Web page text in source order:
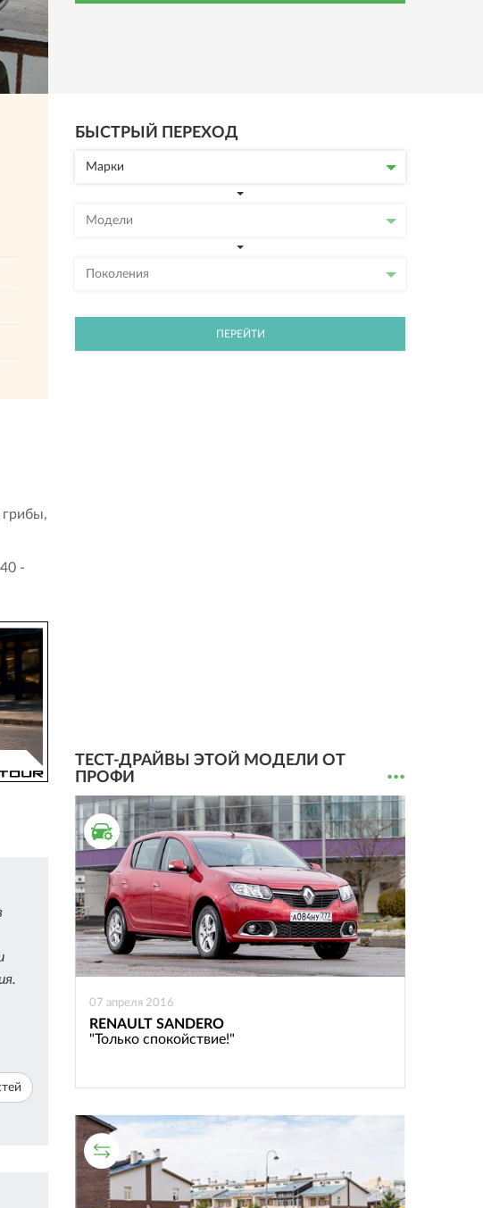
грибы,
-
БЫСТРЫЙ ПЕРЕХОД
Марки
Модели
Поколения
ПЕРЕЙТИ
ТЕСТ-ДРАЙВЫ ЭТОЙ МОДЕЛИ ОТ
ПРОФИ
...
ТЕСТ ДРАЙВ
07 апреля 2016
RENAULT SANDERO
"Только спокойствие!"
СРАВНИТЕЛЬНЫЙ ТЕСТ